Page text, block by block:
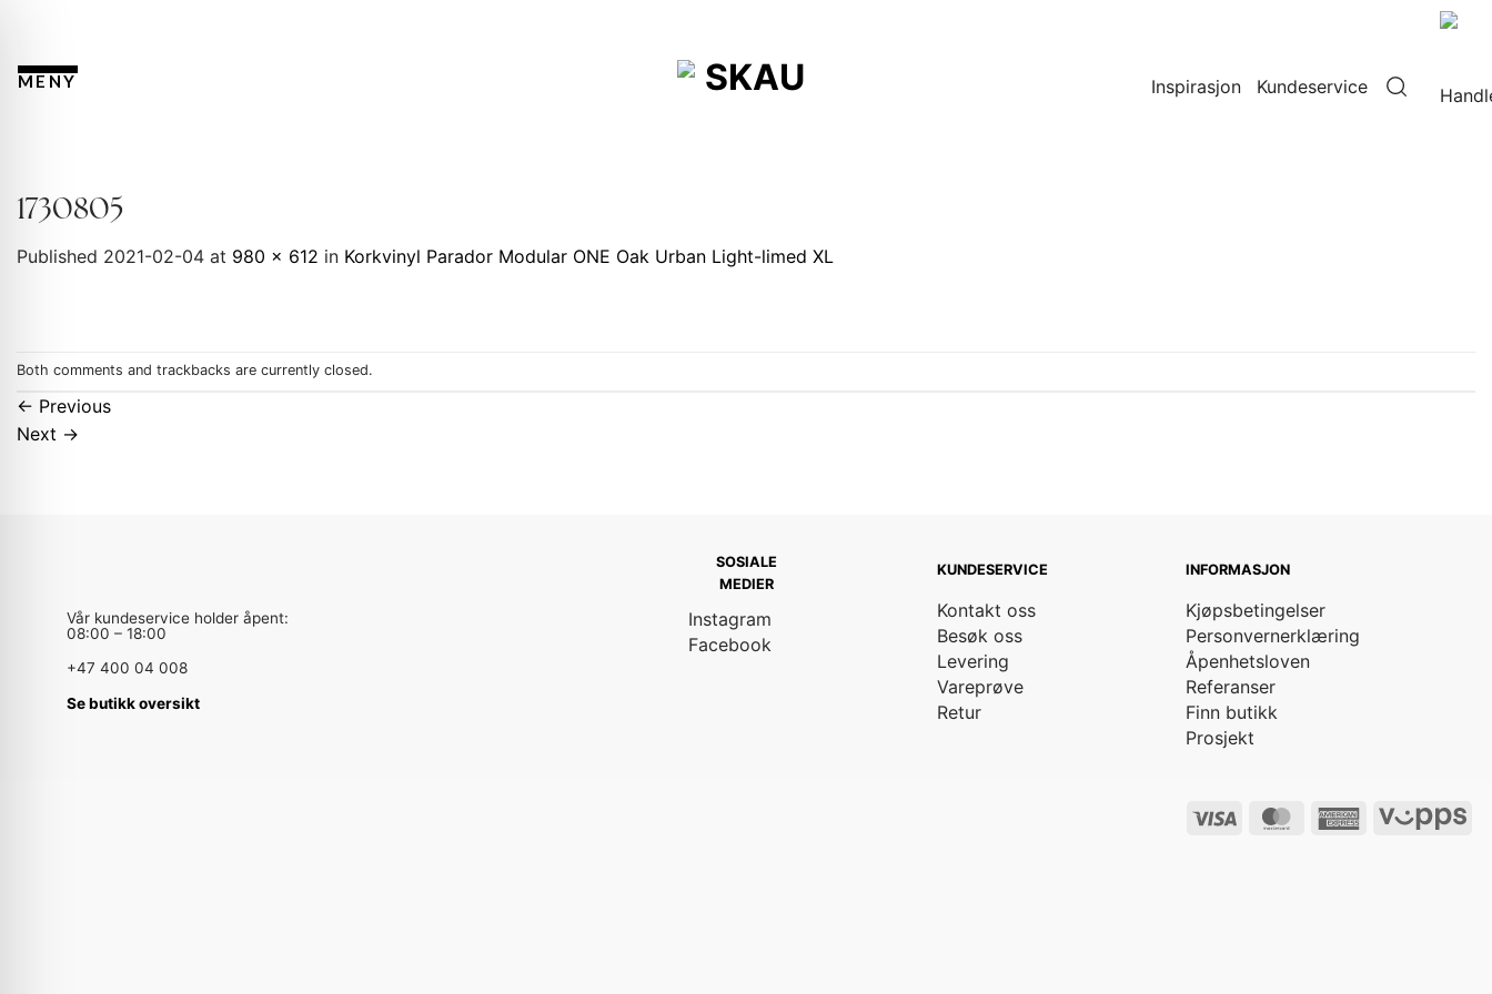
content
MENY Inspirasjon Kundeservice
1730805
Published 2021-02-04 at 980 × 612 in Korkvinyl Parador Modular ONE Oak Urban Light-limed XL
Both comments and trackbacks are currently closed.
← Previous
Next →
Vår kundeservice holder åpent:
08:00 – 18:00
+47 400 04 008
Se butikk oversikt
SOSIALE
MEDIER
Instagram
Facebook
KUNDESERVICE
Kontakt oss
Besøk oss
Levering
Vareprøve
Retur
INFORMASJON
Kjøpsbetingelser
Personvernerklæring
Åpenhetsloven
Referanser
Finn butikk
Prosjekt
Visa MasterCardAmerican